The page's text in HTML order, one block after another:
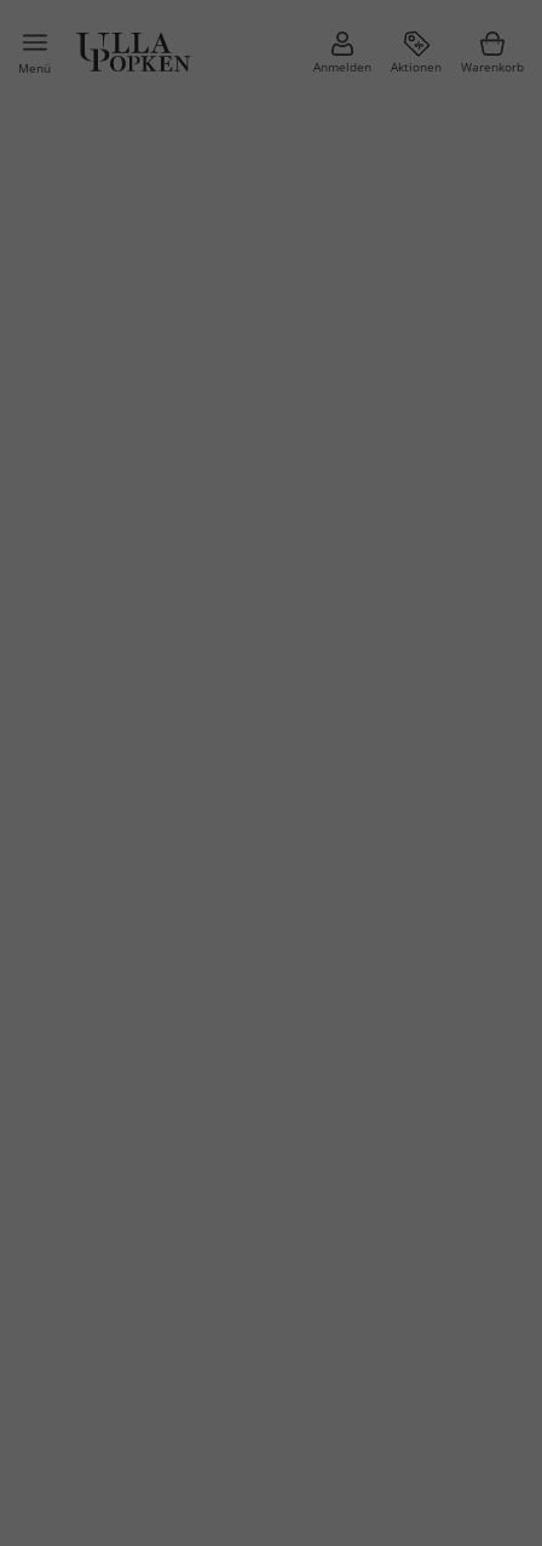
Menü Anmelden Aktionen Warenkorb